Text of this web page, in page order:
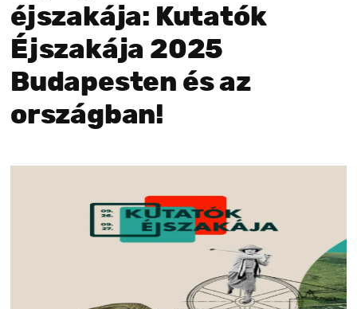
éjszakája: Kutatók
Éjszakája 2025
Budapesten és az
országban!